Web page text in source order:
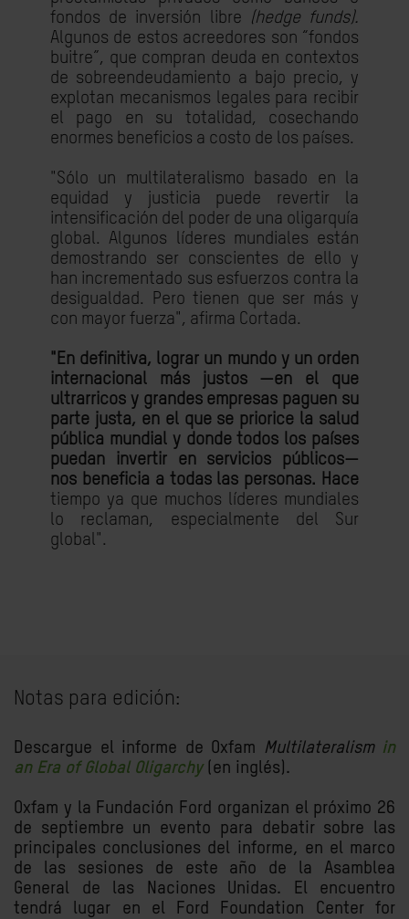
fondos de inversión libre
(hedge funds).
Algunos de estos acreedores son “fondos
buitre”, que compran deuda en contextos
de sobreendeudamiento a bajo precio, y
explotan mecanismos legales para recibir
el pago en su totalidad, cosechando
enormes beneficios a costo de los países.
"Sólo un multilateralismo basado en la
equidad y justicia puede revertir la
intensificación del poder de una oligarquía
global. Algunos líderes mundiales están
demostrando ser conscientes de ello y
han incrementado sus esfuerzos contra la
desigualdad. Pero tienen que ser más y
con mayor fuerza", afirma Cortada.
"En definitiva, lograr un mundo y un orden
internacional más justos —en el que
ultrarricos y grandes empresas paguen su
parte justa, en el que se priorice la salud
pública mundial y donde todos los países
puedan invertir en servicios públicos—
nos beneficia a todas las personas. Hace
tiempo ya que muchos líderes mundiales
lo reclaman, especialmente del Sur
global".
Notas para edición:
Descargue el informe de Oxfam Multilateralismin
an Era of Global Oligarchy
(en inglés).
Oxfam y la Fundación Ford organizan el próximo 26
de septiembre un evento para debatir sobre las
principales conclusiones del informe, en el marco
de las sesiones de este año de la Asamblea
General de las Naciones Unidas. El encuentro
tendrá lugar en el Ford Foundation Center for